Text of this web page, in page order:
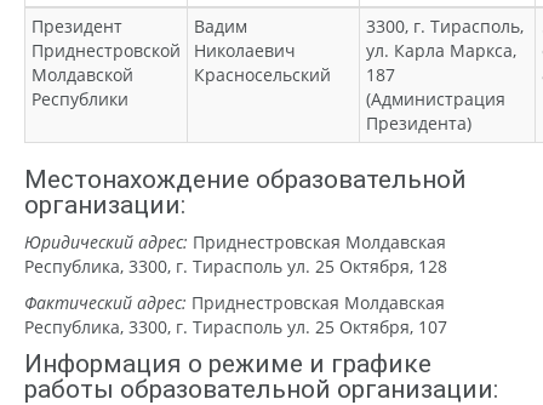
Президент
Приднестровской
Молдавской
Республики
Вадим
Николаевич
Красносельский
3300, г. Тирасполь,
ул. Карла Маркса,
187
(Администрация
Президента)
Местонахождение образовательной
организации:
Юридический адрес: Приднестровская Молдавская
Республика, 3300, г. Тирасполь ул. 25 Октября, 128
Фактический адрес: Приднестровская Молдавская
Республика, 3300, г. Тирасполь ул. 25 Октября, 107
Информация о режиме и графике
работы образовательной организации: